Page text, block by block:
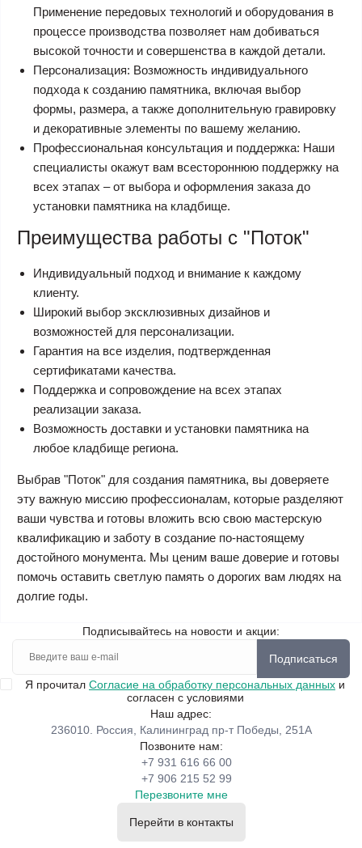
Применение передовых технологий и оборудования в
процессе производства позволяет нам добиваться
высокой точности и совершенства в каждой детали.
Персонализация: Возможность индивидуального
подхода к созданию памятника, включая выбор
формы, размера, а также дополнительную гравировку
и декоративные элементы по вашему желанию.
Профессиональная консультация и поддержка: Наши
специалисты окажут вам всестороннюю поддержку на
всех этапах – от выбора и оформления заказа до
установки памятника на кладбище.
Преимущества работы с "Поток"
Индивидуальный подход и внимание к каждому
клиенту.
Широкий выбор эксклюзивных дизайнов и
возможностей для персонализации.
Гарантия на все изделия, подтвержденная
сертификатами качества.
Поддержка и сопровождение на всех этапах
реализации заказа.
Возможность доставки и установки памятника на
любое кладбище региона.
Выбрав "Поток" для создания памятника, вы доверяете
эту важную миссию профессионалам, которые разделяют
ваши чувства и готовы вложить всю свою мастерскую
квалификацию и заботу в создание по-настоящему
достойного монумента. Мы ценим ваше доверие и готовы
помочь оставить светлую память о дорогих вам людях на
долгие годы.
Подписывайтесь на новости и акции:
Подписаться
Я прочитал Согласие на обработку персональных данных и
согласен с условиями
Наш адрес:
236010. Россия, Калининград пр-т Победы, 251А
Позвоните нам:
+7 931 616 66 00
+7 906 215 52 99
Перезвоните мне
Перейти в контакты